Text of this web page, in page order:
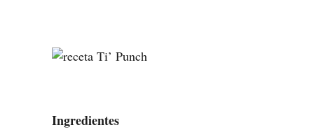
Ingredientes